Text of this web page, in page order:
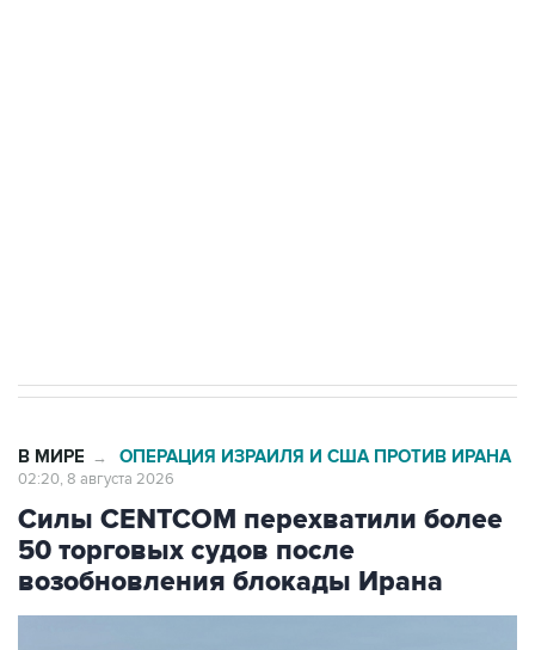
В МИРЕ → ОПЕРАЦИЯ ИЗРАИЛЯ И США ПРОТИВ ИРАНА
02:20, 8 августа 2026
Силы CENTCOM перехватили более
50 торговых судов после
возобновления блокады Ирана